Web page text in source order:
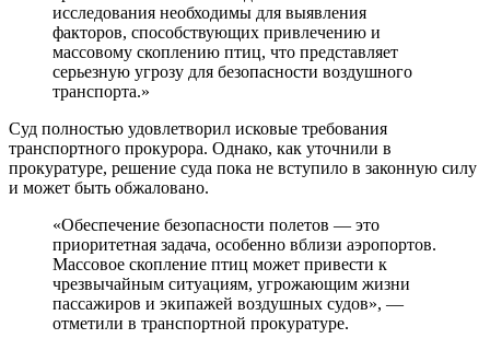
исследования необходимы для выявления
факторов, способствующих привлечению и
массовому скоплению птиц, что представляет
серьезную угрозу для безопасности воздушного
транспорта.»
Суд полностью удовлетворил исковые требования
транспортного прокурора. Однако, как уточнили в
прокуратуре, решение суда пока не вступило в законную силу
и может быть обжаловано.
«Обеспечение безопасности полетов — это
приоритетная задача, особенно вблизи аэропортов.
Массовое скопление птиц может привести к
чрезвычайным ситуациям, угрожающим жизни
пассажиров и экипажей воздушных судов», —
отметили в транспортной прокуратуре.